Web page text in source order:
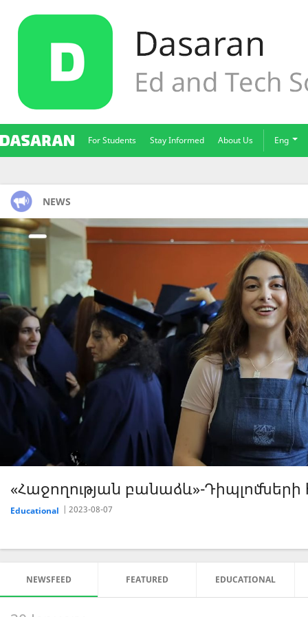
For Students Stay Informed About Us Eng
NEWS
«Հաջողության բանաձև»-Սոցիալ-
Educational 2023-07-26
NEWSFEED FEATURED EDUCATIONAL